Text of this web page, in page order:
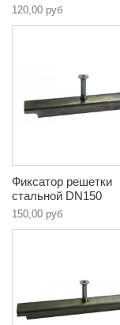
120,00 руб
Фиксатор решетки
стальной DN150
150,00 руб